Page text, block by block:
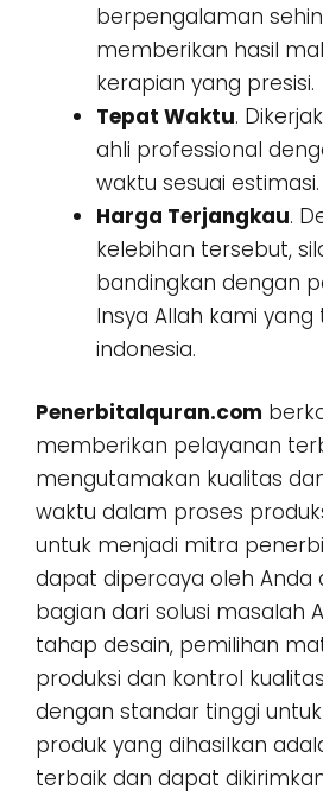
berpengalaman
memberikan hasil
kerapian yang presisi.
Tepat Waktu.
ahli professional
waktu sesuai estimasi.
Harga Terjangkau.
kelebihan tersebut,
bandingkan dengan
Insya Allah kami
indonesia.
Penerbitalquran.com
memberikan pelayanan
mengutamakan kualitas
waktu dalam proses
untuk menjadi mitra
dapat dipercaya oleh Anda
bagian dari solusi masalah
tahap desain, pemilihan
produksi dan kontrol
dengan standar tinggi
produk yang dihasilkan
terbaik dan dapat